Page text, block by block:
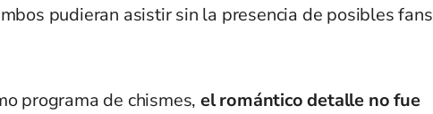
pudieran asistir sin la presencia de posibles fans
programa de chismes, el romántico detalle no fue